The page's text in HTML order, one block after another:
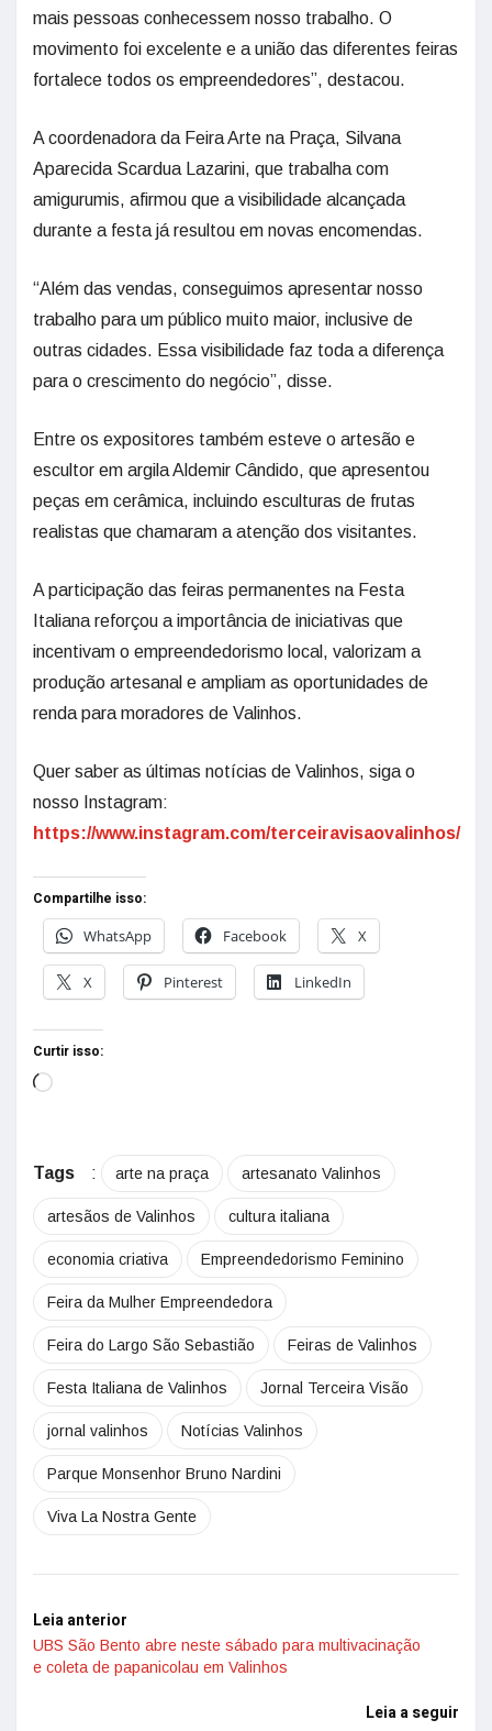
mais pessoas conhecessem nosso trabalho. O
movimento foi excelente e a união das diferentes feiras
fortalece todos os empreendedores”, destacou.
A coordenadora da Feira Arte na Praça, Silvana
Aparecida Scardua Lazarini, que trabalha com
amigurumis, afirmou que a visibilidade alcançada
durante a festa já resultou em novas encomendas.
“Além das vendas, conseguimos apresentar nosso
trabalho para um público muito maior, inclusive de
outras cidades. Essa visibilidade faz toda a diferença
para o crescimento do negócio”, disse.
Entre os expositores também esteve o artesão e
escultor em argila Aldemir Cândido, que apresentou
peças em cerâmica, incluindo esculturas de frutas
realistas que chamaram a atenção dos visitantes.
A participação das feiras permanentes na Festa
Italiana reforçou a importância de iniciativas que
incentivam o empreendedorismo local, valorizam a
produção artesanal e ampliam as oportunidades de
renda para moradores de Valinhos.
Quer saber as últimas notícias de Valinhos, siga o
nosso Instagram:
https://www.instagram.com/terceiravisaovalinhos/
Compartilhe isso:
WhatsApp
Facebook X
X Pinterest LinkedIn
Curtir isso:
Tags : arte na praça artesanato Valinhos
artesãos de Valinhos cultura italiana
economia criativa Empreendedorismo Feminino
Feira da Mulher Empreendedora
Feira do Largo São Sebastião Feiras de Valinhos
Festa Italiana de Valinhos Jornal Terceira Visão
jornal valinhos Notícias Valinhos
Parque Monsenhor Bruno Nardini
Viva La Nostra Gente
Leia anterior
UBS São Bento abre neste sábado para multivacinação
e coleta de papanicolau em Valinhos
Leia a seguir